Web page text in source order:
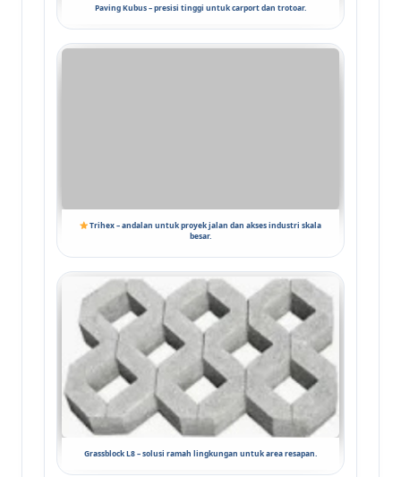
Paving Kubus – presisi tinggi untuk carport dan trotoar.
Trihex – andalan untuk proyek jalan dan akses industri skala
besar.
Grassblock L8 – solusi ramah lingkungan untuk area resapan.